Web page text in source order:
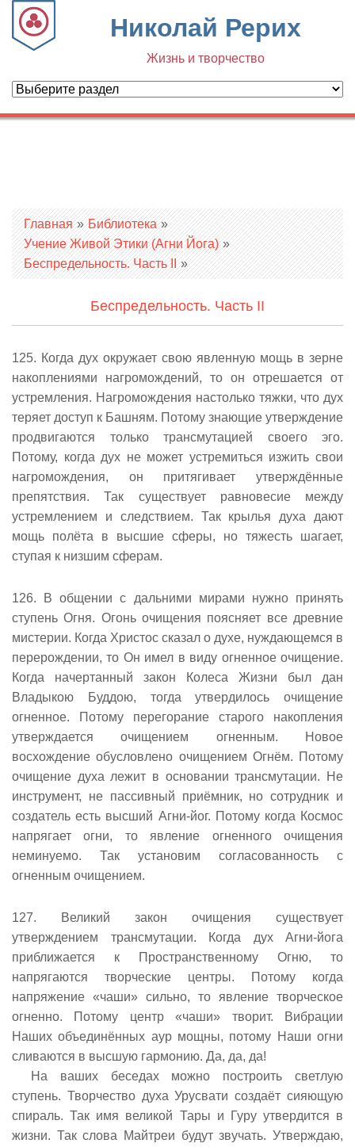
Николай Рерих
Жизнь и творчество
Вы здесь
Главная » Библиотека »
Учение Живой Этики (Агни Йога) »
Беспредельность. Часть II »
Беспредельность. Часть II
125. Когда дух окружает свою явленную мощь в зерне
накоплениями нагромождений, то он отрешается от
устремления. Нагромождения настолько тяжки, что дух
теряет доступ к Башням. Потому знающие утверждение
продвигаются только трансмутацией своего эго.
Потому, когда дух не может устремиться изжить свои
нагромождения, он притягивает утверждённые
препятствия. Так существует равновесие между
устремлением и следствием. Так крылья духа дают
мощь полёта в высшие сферы, но тяжесть шагает,
ступая к низшим сферам.
126. В общении с дальними мирами нужно принять
ступень Огня. Огонь очищения поясняет все древние
мистерии. Когда Христос сказал о духе, нуждающемся в
перерождении, то Он имел в виду огненное очищение.
Когда начертанный закон Колеса Жизни был дан
Владыкою Буддою, тогда утвердилось очищение
огненное. Потому перегорание старого накопления
утверждается очищением огненным. Новое
восхождение обусловлено очищением Огнём. Потому
очищение духа лежит в основании трансмутации. Не
инструмент, не пассивный приёмник, но сотрудник и
создатель есть высший Агни-йог. Потому когда Космос
напрягает огни, то явление огненного очищения
неминуемо. Так установим согласованность с
огненным очищением.
127. Великий закон очищения существует
утверждением трансмутации. Когда дух Агни-йога
приближается к Пространственному Огню, то
напрягаются творческие центры. Потому когда
напряжение «чаши» сильно, то явление творческое
огненно. Потому центр «чаши» творит. Вибрации
Наших объединённых аур мощны, потому Наши огни
сливаются в высшую гармонию. Да, да, да!
На ваших беседах можно построить светлую
ступень. Творчество духа Урусвати создаёт сияющую
спираль. Так имя великой Тары и Гуру утвердится в
жизни. Так слова Майтреи будут звучать. Утверждаю,